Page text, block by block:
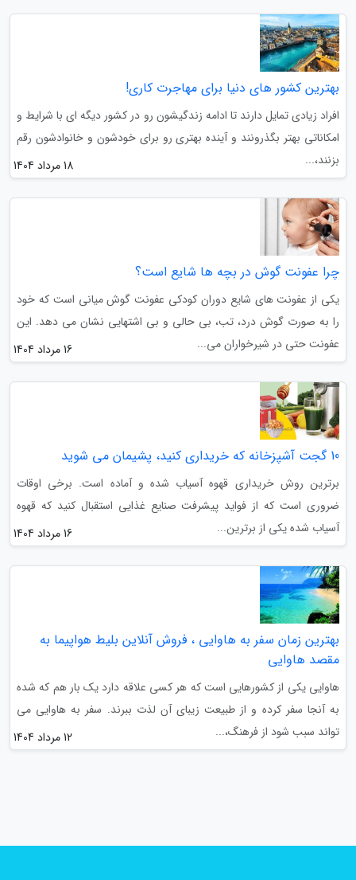
بهترین کشور های دنیا برای مهاجرت کاری!
افراد زیادی تمایل دارند تا ادامه زندگیشون رو در کشور دیگه ای با شرایط و
امکاناتی بهتر بگذرونند و آینده بهتری رو برای خودشون و خانوادشون رقم
بزنند،...
18 مرداد 1404
چرا عفونت گوش در بچه ها شایع است؟
یکی از عفونت های شایع دوران کودکی عفونت گوش میانی است که خود
را به صورت گوش درد، تب، بی حالی و بی اشتهایی نشان می دهد. این
عفونت حتی در شیرخواران می...
16 مرداد 1404
10 گجت آشپزخانه که خریداری کنید، پشیمان می شوید
برترین روش خریداری قهوه آسیاب شده و آماده است. برخی اوقات
ضروری است که از فواید پیشرفت صنایع غذایی استقبال کنید که قهوه
آسیاب شده یکی از برترین...
16 مرداد 1404
بهترین زمان سفر به هاوایی ، فروش آنلاین بلیط هواپیما به
مقصد هاوایی
هاوایی یکی از کشورهایی است که هر کسی علاقه دارد یک بار هم که شده
به آنجا سفر کرده و از طبیعت زیبای آن لذت ببرند. سفر به هاوایی می
تواند سبب شود از فرهنگ،...
12 مرداد 1404